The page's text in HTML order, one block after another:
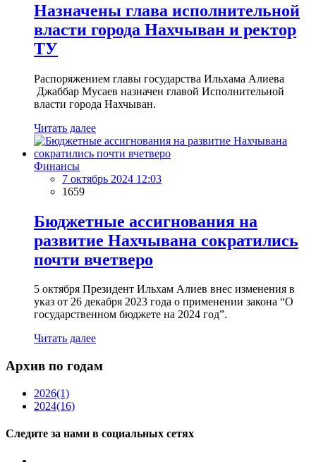
Назначены глава исполнительной
власти города Нахчыван и ректор
ТУ
Распоряжением главы государства Ильхама Алиева
Джаббар Мусаев назначен главой Исполнительной
власти города Нахчыван.
Читать далее
Финансы
7 октябрь 2024 12:03
1659
Бюджетные ассигнования на
развитие Нахчывана сократились
почти вчетверо
5 октября Президент Ильхам Алиев внес изменения в
указ от 26 декабря 2023 года о применении закона “О
государственном бюджете на 2024 год”.
Читать далее
Архив по годам
2026(1)
2024(16)
Следите за нами в социальных сетях